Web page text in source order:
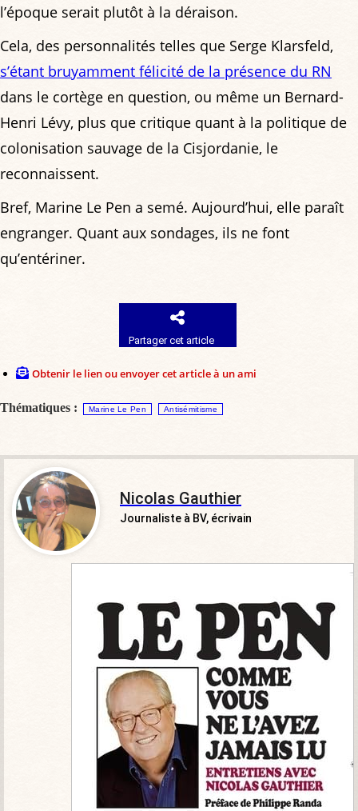
l’époque serait plutôt à la déraison.
Cela, des personnalités telles que Serge Klarsfeld,
s’étant bruyamment félicité de la présence du RN
dans le cortège en question, ou même un Bernard-
Henri Lévy, plus que critique quant à la politique de
colonisation sauvage de la Cisjordanie, le
reconnaissent.
Bref, Marine Le Pen a semé. Aujourd’hui, elle paraît
engranger. Quant aux sondages, ils ne font
qu’entériner.
Partager cet article
Obtenir le lien ou envoyer cet article à un ami
Thématiques : Marine Le Pen Antisémitisme
Nicolas Gauthier
Journaliste à BV, écrivain